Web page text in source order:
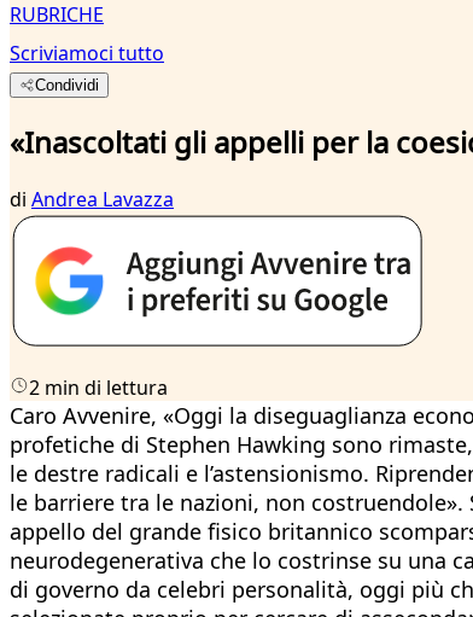
RUBRICHE
Scriviamoci tutto
Condividi
«Inascoltati gli appelli per la
di Andrea Lavazza
2 min di lettura
Caro Avvenire, «Oggi la diseguaglianza
profetiche di Stephen Hawking sono
le destre radicali e l’astensionismo.
le barriere tra le nazioni, non
appello del grande fisico britannico
neurodegenerativa che lo costrinse su una
di governo da celebri personalità, oggi più